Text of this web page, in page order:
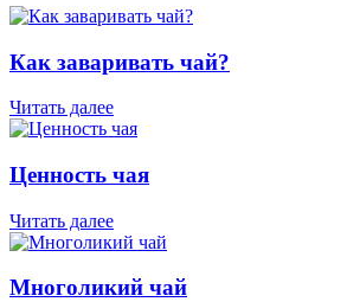
Как заваривать чай?
Читать далее
Ценность чая
Читать далее
Многоликий чай